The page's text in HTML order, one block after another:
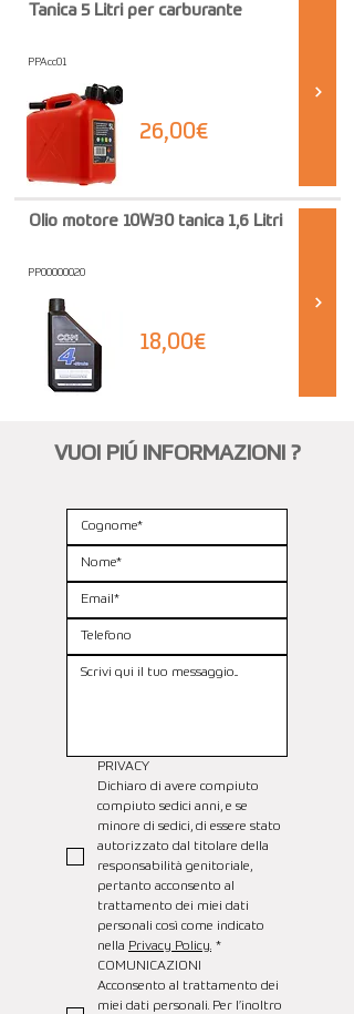
Tanica 5 Litri per carburante
PPAcc01
26,00€
Olio motore 10W30 tanica 1,6 Litri
PP00000020
18,00€
VUOI PIÚ INFORMAZIONI ?
PRIVACY
Dichiaro di avere compiuto
compiuto sedici anni, e se
minore di sedici, di essere stato
autorizzato dal titolare della
responsabilità genitoriale,
pertanto acconsento al
trattamento dei miei dati
personali così come indicato
nella Privacy Policy. *
COMUNICAZIONI
Acconsento al trattamento dei
miei dati personali. Per l’inoltro